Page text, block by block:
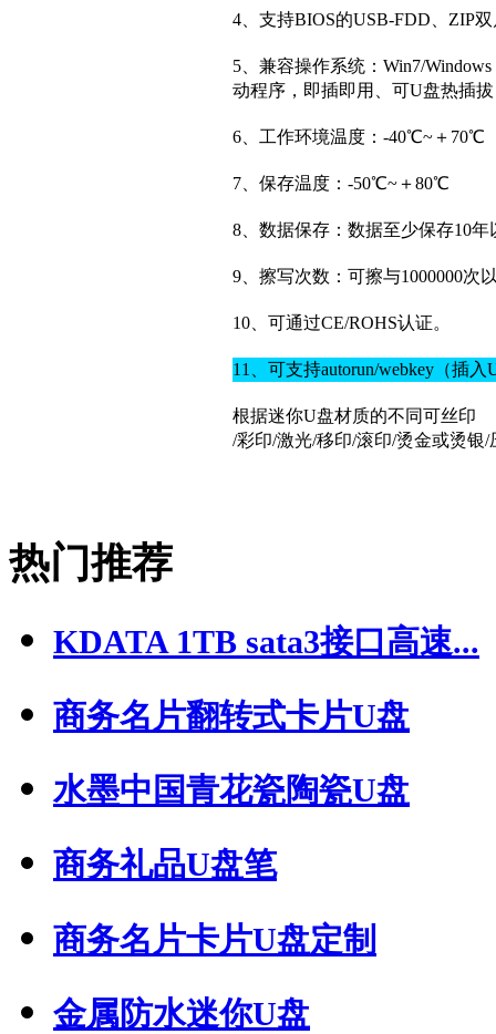
4、支持BIOS的USB-FDD、ZIP
5、兼容操作系统：Win7/
动程序，即插即用、可U盘热插
6、工作环境温度：-40℃~＋70℃
7、保存温度：-50℃~＋80℃
8、数据保存：数据至少保存10年
9、擦写次数：可擦与1000000次
10、可通过CE/ROHS认证。
11、可支持autorun/webkey（插
根据迷你U盘材质的不同可丝印
/彩印/激光/移印/滚印/烫金或烫银
热门推荐
KDATA 1TB sata3接口高速...
商务名片翻转式卡片U盘
水墨中国青花瓷陶瓷U盘
商务礼品U盘笔
商务名片卡片U盘定制
金属防水迷你U盘